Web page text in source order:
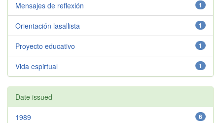
1
Mensajes de reflexión
1
Orientación lasallista
1
Proyecto educativo
1
Vida espirtual
Date issued
6
1989